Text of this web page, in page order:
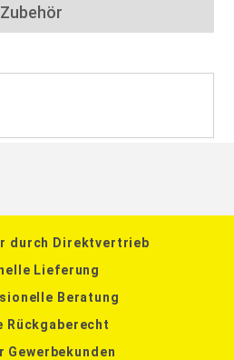
Zubehör
durch Direktvertrieb
Lieferung
Beratung
Rückgaberecht
Gewerbekunden